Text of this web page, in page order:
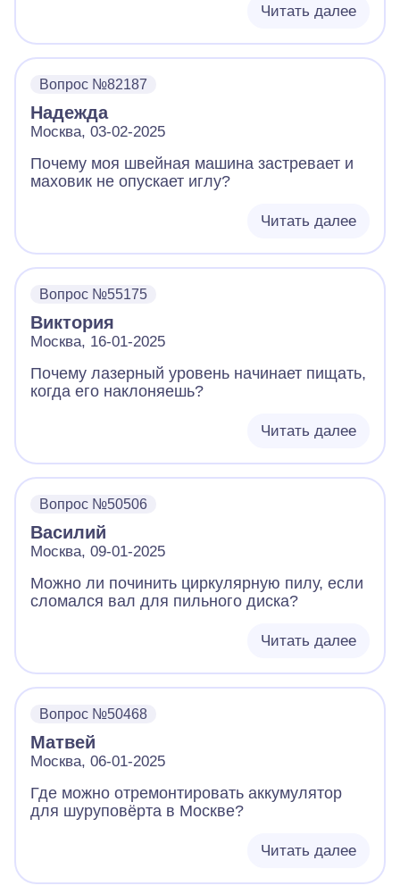
Читать далее
Вопрос №82187
Надежда
Москва, 03-02-2025
Почему моя швейная машина застревает и
маховик не опускает иглу?
Читать далее
Вопрос №55175
Виктория
Москва, 16-01-2025
Почему лазерный уровень начинает пищать,
когда его наклоняешь?
Читать далее
Вопрос №50506
Василий
Москва, 09-01-2025
Можно ли починить циркулярную пилу, если
сломался вал для пильного диска?
Читать далее
Вопрос №50468
Матвей
Москва, 06-01-2025
Где можно отремонтировать аккумулятор
для шуруповёрта в Москве?
Читать далее